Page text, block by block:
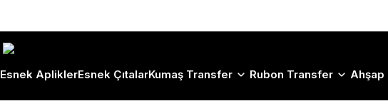
Esnek ApliklerEsnek ÇıtalarKumaş Transfer Rubon Transfer Ahşap